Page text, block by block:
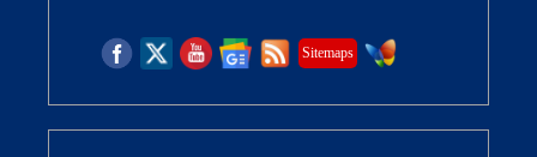
Sitemaps